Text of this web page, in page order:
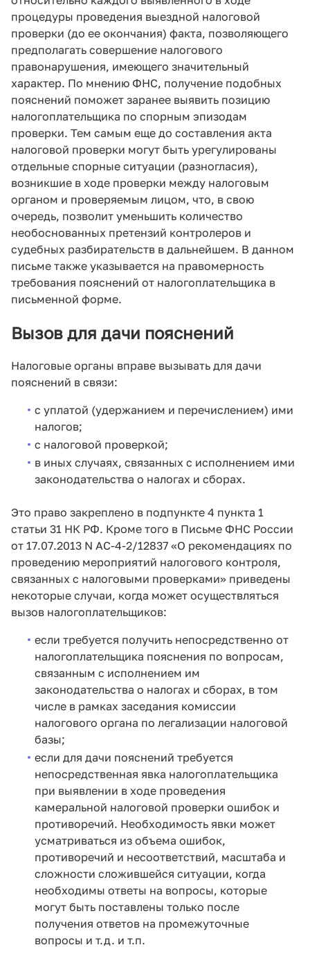
процедуры проведения выездной налоговой
проверки (до ее окончания) факта, позволяющего
предполагать совершение налогового
правонарушения, имеющего значительный
характер. По мнению ФНС, получение подобных
пояснений поможет заранее выявить позицию
налогоплательщика по спорным эпизодам
проверки. Тем самым еще до составления акта
налоговой проверки могут быть урегулированы
отдельные спорные ситуации (разногласия),
возникшие в ходе проверки между налоговым
органом и проверяемым лицом, что, в свою
очередь, позволит уменьшить количество
необоснованных претензий контролеров и
судебных разбирательств в дальнейшем. В данном
письме также указывается на правомерность
требования пояснений от налогоплательщика в
письменной форме.
Вызов для дачи пояснений
Налоговые органы вправе вызывать для дачи
пояснений в связи:
с уплатой (удержанием и перечислением) ими
налогов;
с налоговой проверкой;
в иных случаях, связанных с исполнением ими
законодательства о налогах и сборах.
Это право закреплено в подпункте 4 пункта 1
статьи 31 НК РФ. Кроме того в Письме ФНС России
от 17.07.2013 N АС-4-2/12837 «О рекомендациях по
проведению мероприятий налогового контроля,
связанных с налоговыми проверками» приведены
некоторые случаи, когда может осуществляться
вызов налогоплательщиков:
если требуется получить непосредственно от
налогоплательщика пояснения по вопросам,
связанным с исполнением им
законодательства о налогах и сборах, в том
числе в рамках заседания комиссии
налогового органа по легализации налоговой
базы;
если для дачи пояснений требуется
непосредственная явка налогоплательщика
при выявлении в ходе проведения
камеральной налоговой проверки ошибок и
противоречий. Необходимость явки может
усматриваться из объема ошибок,
противоречий и несоответствий, масштаба и
сложности сложившейся ситуации, когда
необходимы ответы на вопросы, которые
могут быть поставлены только после
получения ответов на промежуточные
вопросы и т.д. и т.п.